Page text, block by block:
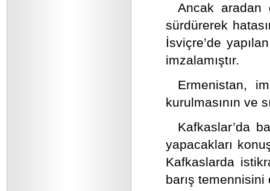
Ancak aradan
sürdürerek
İsviçre’de
imzalamıştır.
Ermenistan,
kurulmasının ve
Kafkaslar’da
yapacakları
Kafkaslarda
barış temennisini